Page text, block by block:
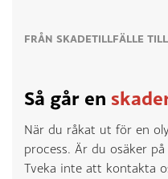
FRÅN SKADETILLFÄLLE
Så går en
När du råkat ut för en
process. Är du osäker
Tveka inte att kontakta